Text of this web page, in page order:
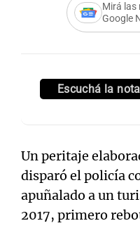
Mirá las
Google
Escuchá la nota
Un peritaje
disparó el policía
apuñalado a un
2017, primero